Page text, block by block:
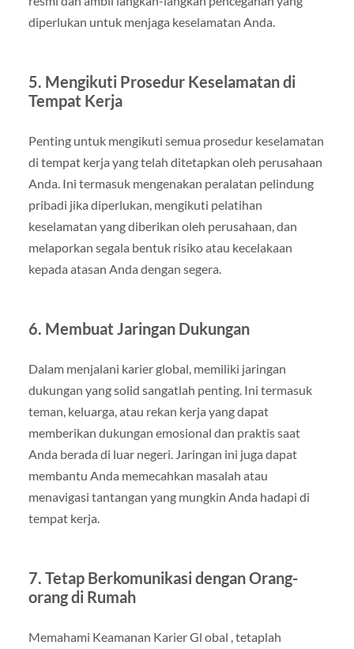
diperlukan untuk menjaga keselamatan Anda.
5. Mengikuti Prosedur Keselamatan di
Tempat Kerja
Penting untuk mengikuti semua prosedur keselamatan
di tempat kerja yang telah ditetapkan oleh perusahaan
Anda. Ini termasuk mengenakan peralatan pelindung
pribadi jika diperlukan, mengikuti pelatihan
keselamatan yang diberikan oleh perusahaan, dan
melaporkan segala bentuk risiko atau kecelakaan
kepada atasan Anda dengan segera.
6. Membuat Jaringan Dukungan
Dalam menjalani karier global, memiliki jaringan
dukungan yang solid sangatlah penting. Ini termasuk
teman, keluarga, atau rekan kerja yang dapat
memberikan dukungan emosional dan praktis saat
Anda berada di luar negeri. Jaringan ini juga dapat
membantu Anda memecahkan masalah atau
menavigasi tantangan yang mungkin Anda hadapi di
tempat kerja.
7. Tetap Berkomunikasi dengan Orang-
orang di Rumah
Memahami Keamanan Karier Gl obal , tetaplah